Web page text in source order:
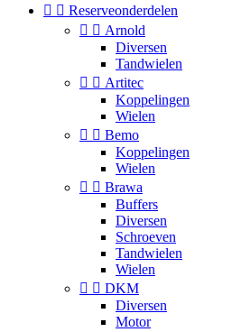
  Reserveonderdelen
  Arnold
Diversen
Tandwielen
  Artitec
Koppelingen
Wielen
  Bemo
Koppelingen
Wielen
  Brawa
Buffers
Diversen
Schroeven
Tandwielen
Wielen
  DKM
Diversen
Motor